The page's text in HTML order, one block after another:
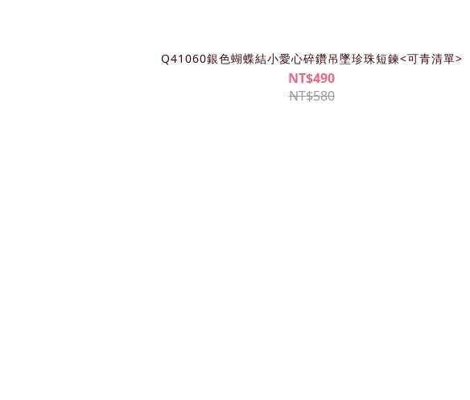
Q41060銀色蝴蝶結小愛心碎鑽吊墜珍珠短鍊<可青清單>
NT$490
NT$580